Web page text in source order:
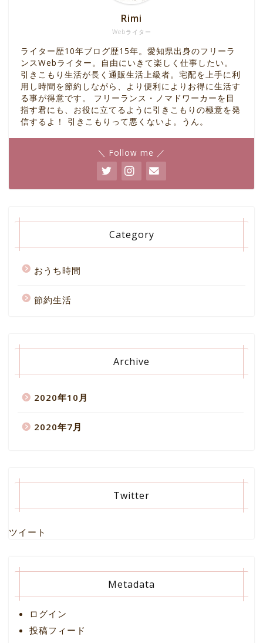
Webライター
Rimi
ライター歴10年ブログ歴15年。愛知県出身のフリーラ
ンスWebライター。自由にいきて楽しく仕事したい。
引きこもり生活が長く通販生活上級者。宅配を上手に利
用し時間を節約しながら、より便利によりお得に生活す
る事が得意です。 フリーランス・ノマドワーカーを目
指す君にも、お役に立てるように引きこもりの極意を発
信するよ！ 引きこもりって悪くないよ。うん。
＼ Follow me ／
Category
おうち時間
節約生活
Archive
2020年10月
2020年7月
Twitter
ツイート
Metadata
ログイン
投稿フィード